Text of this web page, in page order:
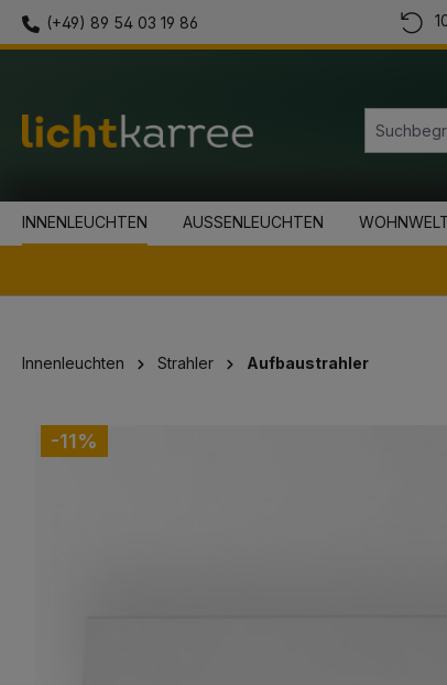
Zur Hauptnavigation springen
(+49) 89 54 03 19 86
INNENLEUCHTEN
AUSSENLEUCHTEN
Innenleuchten Strahler Aufbaustrahler
Bildergalerie überspringen
-11%